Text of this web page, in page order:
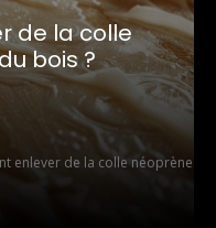
de la colle
bois ?
enlever de la colle néoprène